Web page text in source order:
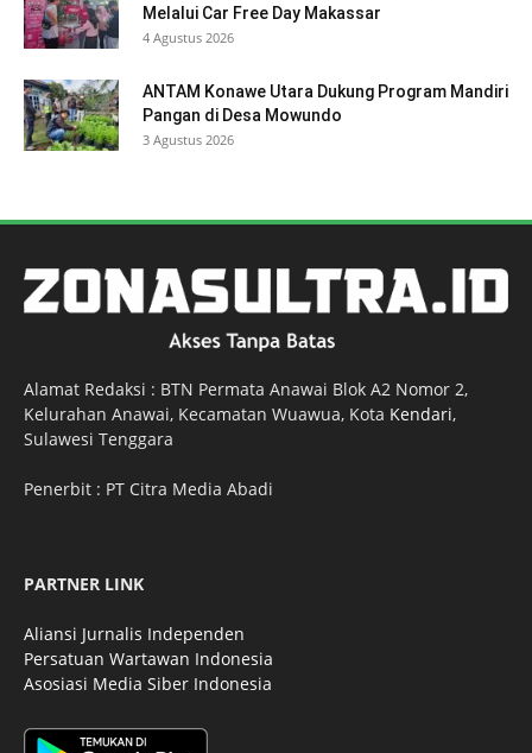
Melalui Car Free Day Makassar
4 Agustus 2026
ANTAM Konawe Utara Dukung Program Mandiri
Pangan di Desa Mowundo
3 Agustus 2026
Alamat Redaksi : BTN Permata Anawai Blok A2 Nomor 2,
Kelurahan Anawai, Kecamatan Wuawua, Kota Kendari,
Sulawesi Tenggara
Penerbit : PT Citra Media Abadi
PARTNER LINK
Aliansi Jurnalis Independen
Persatuan Wartawan Indonesia
Asosiasi Media Siber Indonesia